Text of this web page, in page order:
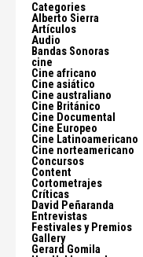
Categories
Alberto Sierra
Artículos
Audio
Bandas Sonoras
cine
Cine africano
Cine asiático
Cine australiano
Cine Británico
Cine Documental
Cine Europeo
Cine Latinoamericano
Cine norteamericano
Concursos
Content
Cortometrajes
Críticas
David Peñaranda
Entrevistas
Festivales y Premios
Gallery
Gerard Gomila